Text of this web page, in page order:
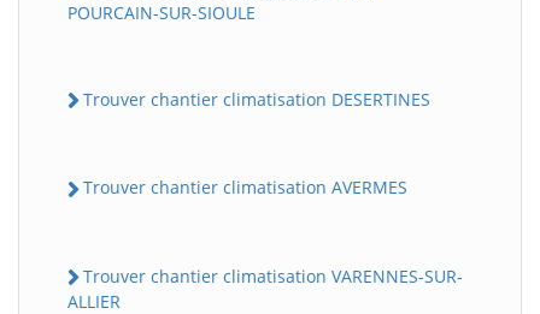
POURCAIN-SUR-SIOULE
Trouver chantier climatisation DESERTINES
Trouver chantier climatisation AVERMES
Trouver chantier climatisation VARENNES-SUR-
ALLIER